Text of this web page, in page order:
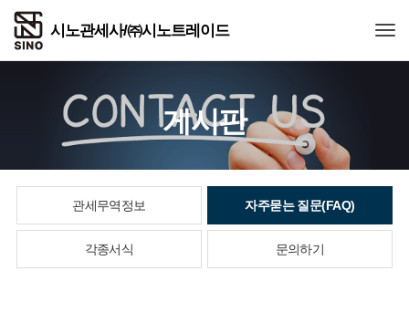
게시판
관세무역정보 자주묻는 질문(FAQ)
각종서식 문의하기